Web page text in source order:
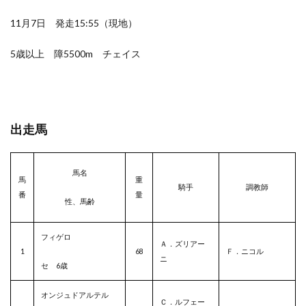
11月7日 発走15:55（現地）
5歳以上 障5500m チェイス
出走馬
馬
番
馬名
性、馬齢
重
量
騎手 調教師
1
フィゲロ
セ 6歳
68
Ａ．ズリアー
ニ
Ｆ．ニコル
オンジュドアルテル
Ｃ．ルフェー